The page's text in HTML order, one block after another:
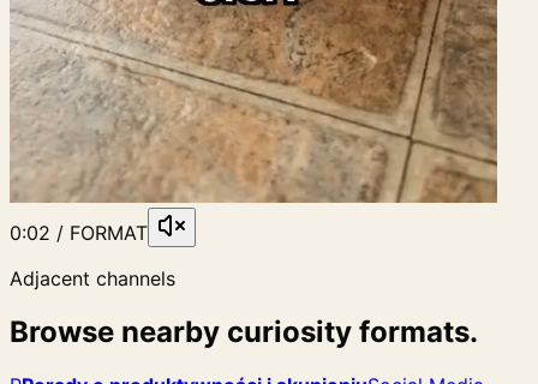
0:02 / FORMAT
Adjacent channels
Browse nearby curiosity formats.